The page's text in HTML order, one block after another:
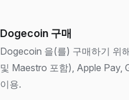
Dogecoin 구매
Dogecoin 을(를) 구매하기 위
및 Maestro 포함), Apple Pay,
이용.